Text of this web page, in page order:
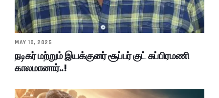
MAY 10, 2025
நடிகர் மற்றும் இயக்குனர் சூப்பர் குட் சுப்பிரமணி
காலமானார்..!